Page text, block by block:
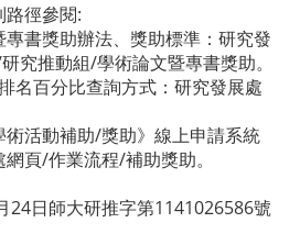
徑參閱:
專書獎助辦法、獎助標準：研究發
究推動組/學術論文暨專書獎助。
排名百分比查詢方式：研究發展處
術活動補助/獎助》線上申請系統
頁/作業流程/補助獎助。
24日師大研推字第1141026586號